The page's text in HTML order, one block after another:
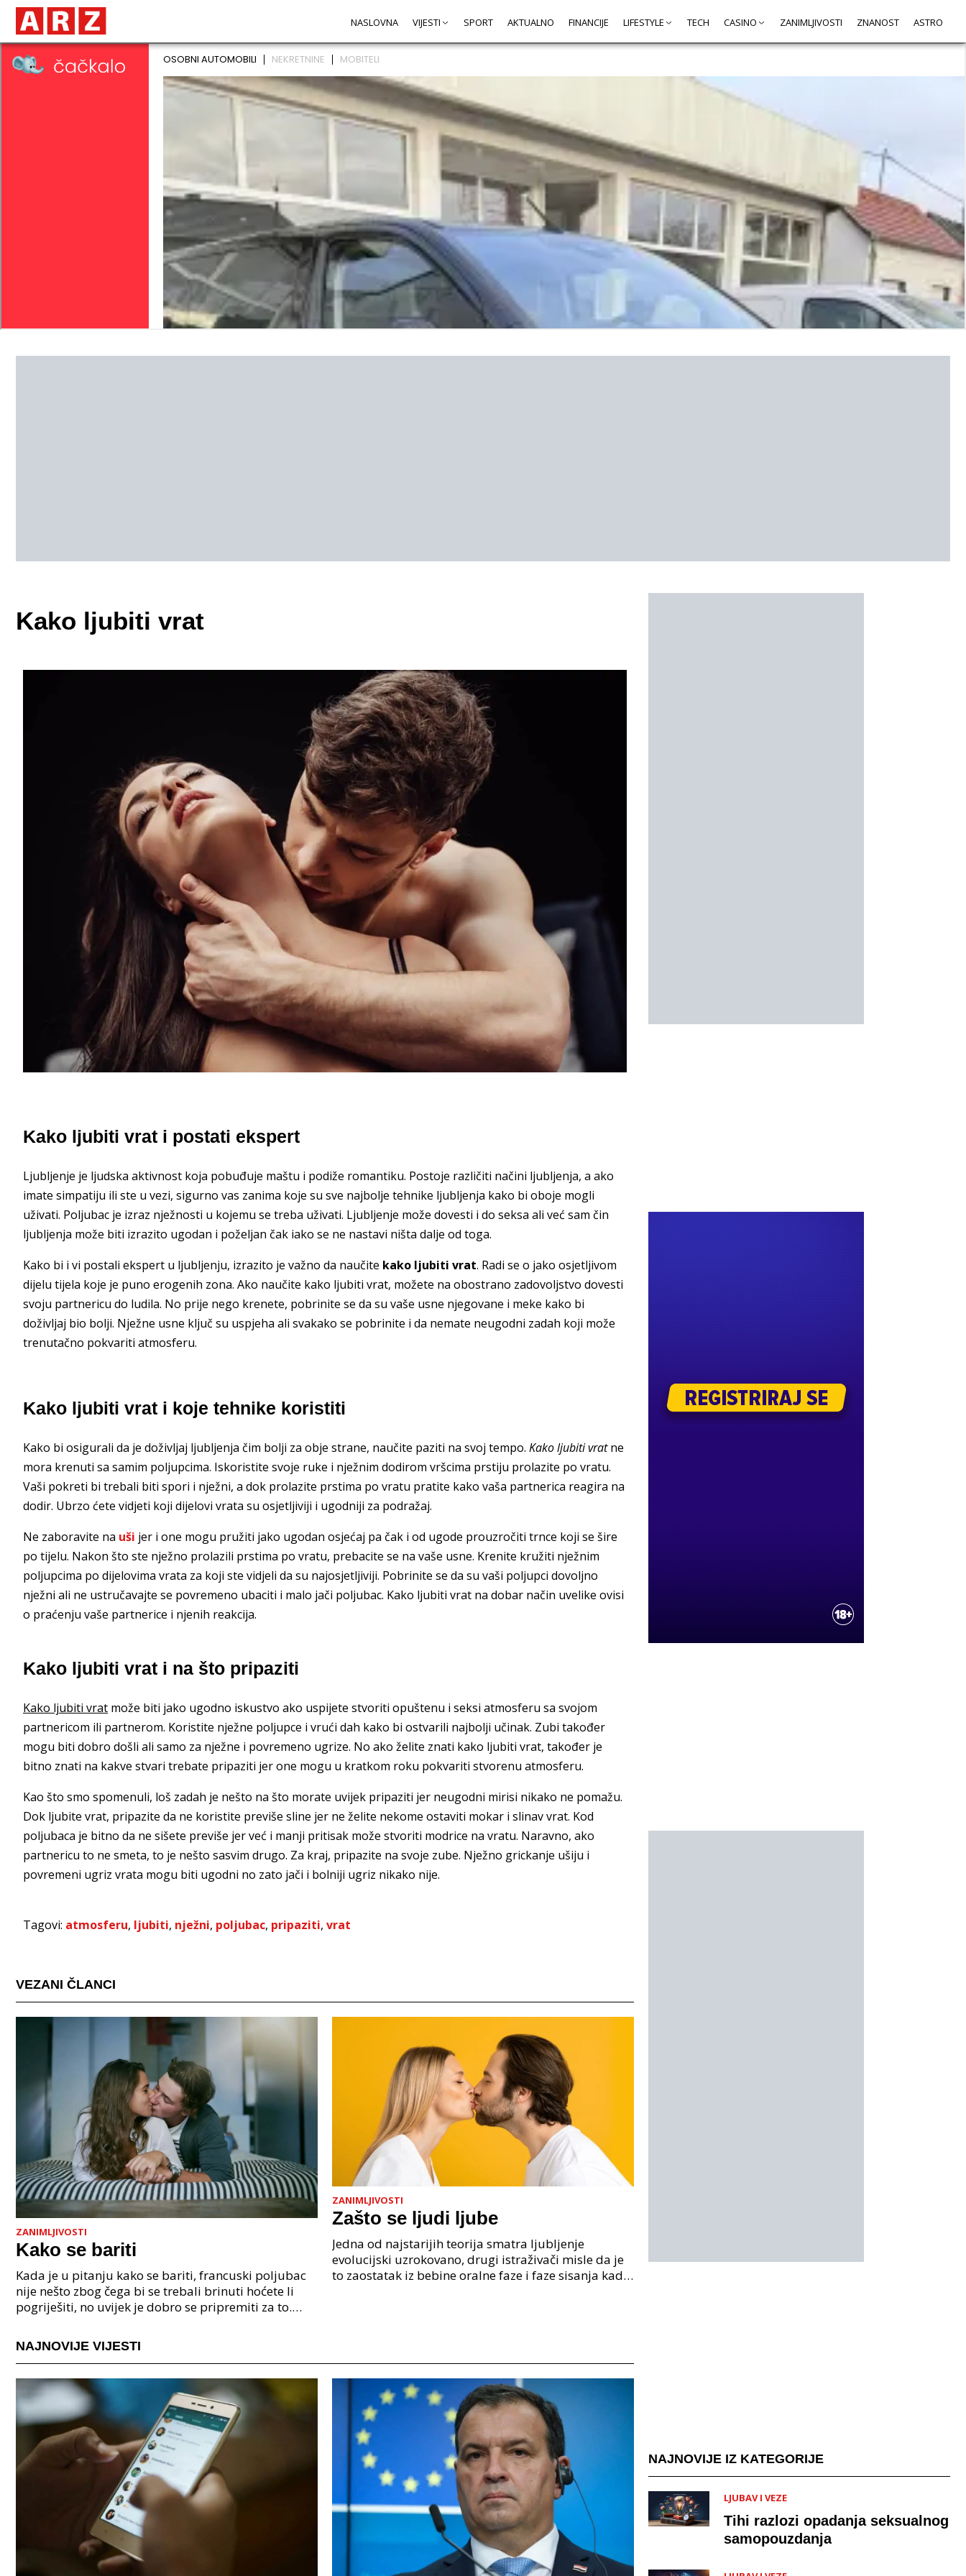
NASLOVNA VIJESTI SPORT AKTUALNO FINANCIJE LIFESTYLE TECH CASINO ZANIMLJIVOSTI ZNANOST ASTRO
Kako ljubiti vrat
Kako ljubiti vrat i postati ekspert
Ljubljenje je ljudska aktivnost koja pobuđuje maštu i podiže romantiku. Postoje različiti načini ljubljenja, a ako
imate simpatiju ili ste u vezi, sigurno vas zanima koje su sve najbolje tehnike ljubljenja kako bi oboje mogli
uživati. Poljubac je izraz nježnosti u kojemu se treba uživati. Ljubljenje može dovesti i do seksa ali već sam čin
ljubljenja može biti izrazito ugodan i poželjan čak iako se ne nastavi ništa dalje od toga.
Kako bi i vi postali ekspert u ljubljenju, izrazito je važno da naučite kako ljubiti vrat. Radi se o jako osjetljivom
dijelu tijela koje je puno erogenih zona. Ako naučite kako ljubiti vrat, možete na obostrano zadovoljstvo dovesti
svoju partnericu do ludila. No prije nego krenete, pobrinite se da su vaše usne njegovane i meke kako bi
doživljaj bio bolji. Nježne usne ključ su uspjeha ali svakako se pobrinite i da nemate neugodni zadah koji može
trenutačno pokvariti atmosferu.
Kako ljubiti vrat i koje tehnike koristiti
Kako bi osigurali da je doživljaj ljubljenja čim bolji za obje strane, naučite paziti na svoj tempo. Kako ljubiti vratne
mora krenuti sa samim poljupcima. Iskoristite svoje ruke i nježnim dodirom vršcima prstiju prolazite po vratu.
Vaši pokreti bi trebali biti spori i nježni, a dok prolazite prstima po vratu pratite kako vaša partnerica reagira na
dodir. Ubrzo ćete vidjeti koji dijelovi vrata su osjetljiviji i ugodniji za podražaj.
Ne zaboravite na uši jer i one mogu pružiti jako ugodan osjećaj pa čak i od ugode prouzročiti trnce koji se šire
po tijelu. Nakon što ste nježno prolazili prstima po vratu, prebacite se na vaše usne. Krenite kružiti nježnim
poljupcima po dijelovima vrata za koji ste vidjeli da su najosjetljiviji. Pobrinite se da su vaši poljupci dovoljno
nježni ali ne ustručavajte se povremeno ubaciti i malo jači poljubac. Kako ljubiti vrat na dobar način uvelike ovisi
o praćenju vaše partnerice i njenih reakcija.
Kako ljubiti vrat i na što pripaziti
Kako ljubiti vrat može biti jako ugodno iskustvo ako uspijete stvoriti opuštenu i seksi atmosferu sa svojom
partnericom ili partnerom. Koristite nježne poljupce i vrući dah kako bi ostvarili najbolji učinak. Zubi također
mogu biti dobro došli ali samo za nježne i povremeno ugrize. No ako želite znati kako ljubiti vrat, također je
bitno znati na kakve stvari trebate pripaziti jer one mogu u kratkom roku pokvariti stvorenu atmosferu.
Kao što smo spomenuli, loš zadah je nešto na što morate uvijek pripaziti jer neugodni mirisi nikako ne pomažu.
Dok ljubite vrat, pripazite da ne koristite previše sline jer ne želite nekome ostaviti mokar i slinav vrat. Kod
poljubaca je bitno da ne sišete previše jer već i manji pritisak može stvoriti modrice na vratu. Naravno, ako
partnericu to ne smeta, to je nešto sasvim drugo. Za kraj, pripazite na svoje zube. Nježno grickanje ušiju i
povremeni ugriz vrata mogu biti ugodni no zato jači i bolniji ugriz nikako nije.
Tagovi: atmosferu, ljubiti, nježni, poljubac, pripaziti, vrat
VEZANI ČLANCI
ZANIMLJIVOSTI
Kako se bariti
Kada je u pitanju kako se bariti, francuski poljubac
nije nešto zbog čega bi se trebali brinuti hoćete li
pogriješiti, no uvijek je dobro se pripremiti za to.
ZANIMLJIVOSTI
Zašto se ljudi ljube
Jedna od najstarijih teorija smatra ljubljenje
evolucijski uzrokovano, drugi istraživači misle da je
to zaostatak iz bebine oralne faze i faze sisanja kada
NAJNOVIJE VIJESTI
NAJNOVIJE IZ KATEGORIJE
LJUBAV I VEZE
Tihi razlozi opadanja seksualnog
samopouzdanja